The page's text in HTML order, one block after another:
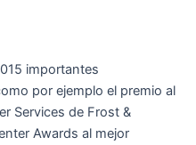
importantes
por ejemplo el premio al
Services de Frost &
Awards al mejor